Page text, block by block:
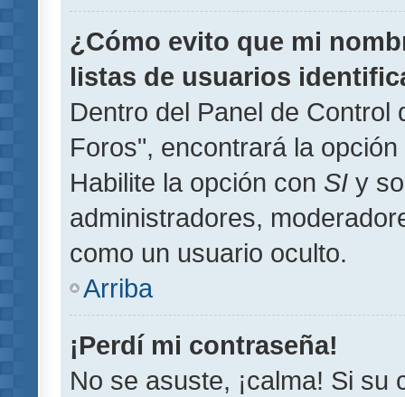
¿Cómo evito que mi
listas de usuarios
Dentro del Panel de
Foros", encontrará la opción
Habilite la opción con SI y
administradores,
como un usuario oculto.
Arriba
¡Perdí mi contraseña!
No se asuste, ¡calma! Si su